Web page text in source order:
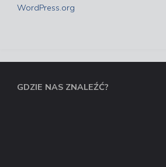
WordPress.org
GDZIE NAS ZNALEŹĆ?